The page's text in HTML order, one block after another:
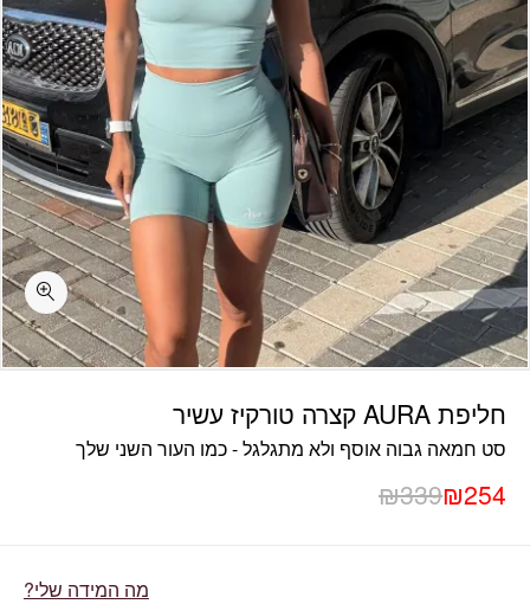
חליפת AURA קצרה טורקיז עשיר
סט חמאה גבוה אוסף ולא מתגלגל - כמו העור השני שלך
₪339₪254
מה המידה שלי?